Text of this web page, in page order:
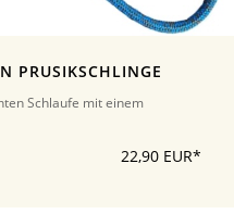
PRUSIKSCHLINGE
Schlaufe mit einem
22,90 EUR*